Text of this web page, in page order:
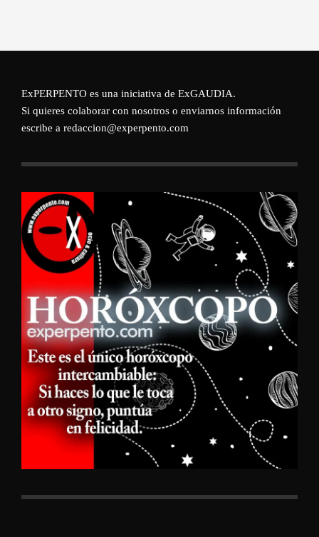
ExPERPENTO es una iniciativa de ExGAUDIA.
Si quieres colaborar con nosotros o enviarnos información
escribe a redaccion@experpento.com